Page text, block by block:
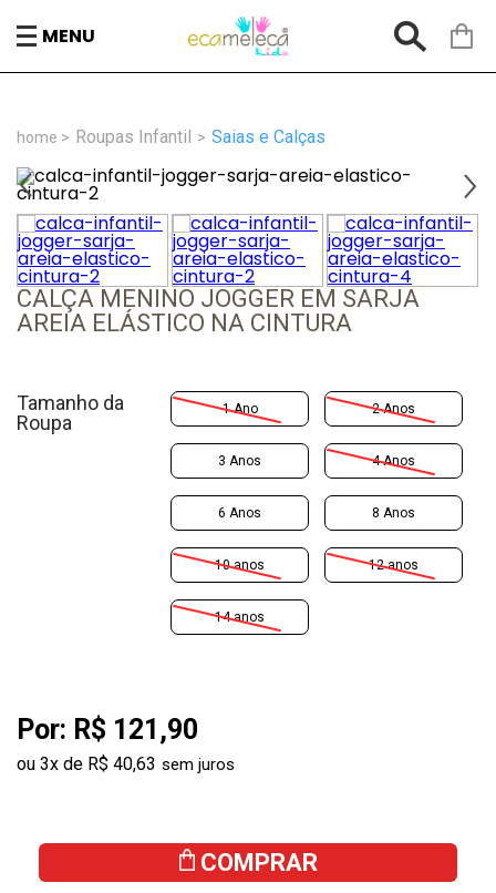
MENU
Roupas Infantil Saias e Calças
CALÇA MENINO JOGGER EM SARJA
AREIA ELÁSTICO NA CINTURA
Tamanho da
Roupa
1 Ano 2 Anos
3 Anos 4 Anos
6 Anos 8 Anos
10 anos 12 anos
14 anos
Por: R$ 121,90
ou 3x de R$ 40,63
COMPRAR